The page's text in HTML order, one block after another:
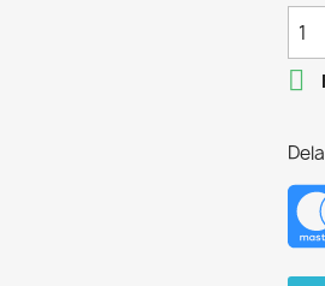

Dela